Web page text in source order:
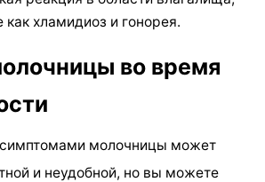
хламидиоз и гонорея.
во время
молочницы может
и неудобной, но вы можете